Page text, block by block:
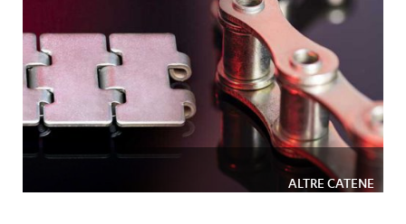
ALTRE CATENE